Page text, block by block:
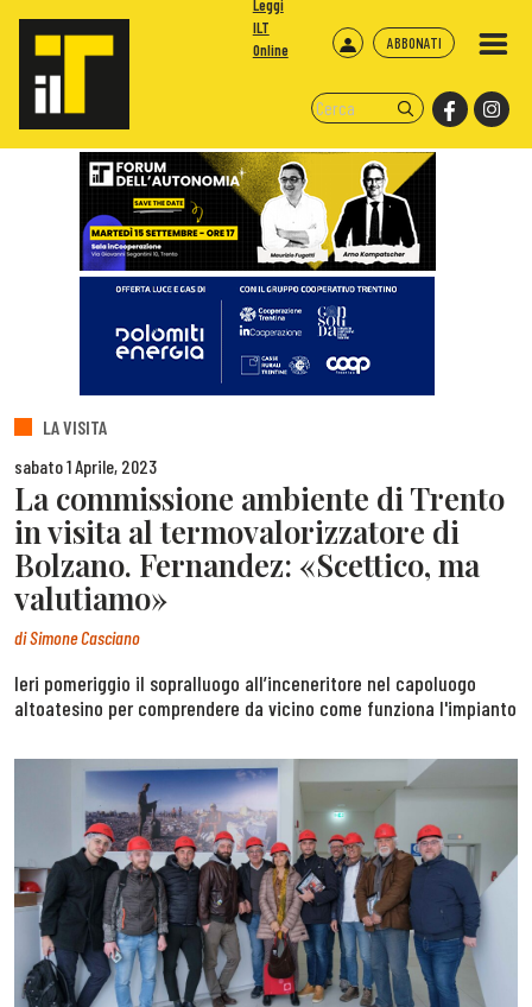
ABBONATI
Leggi
ILT
Online
LA VISITA
sabato 1 Aprile, 2023
La commissione ambiente di Trento
in visita al termovalorizzatore di
Bolzano. Fernandez: «Scettico, ma
valutiamo»
diSimone Casciano
Ieri pomeriggio il sopralluogo all’inceneritore nel capoluogo
altoatesino per comprendere da vicino come funziona l'impianto